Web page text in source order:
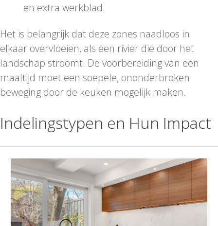
en extra werkblad.
Het is belangrijk dat deze zones naadloos in
elkaar overvloeien, als een rivier die door het
landschap stroomt. De voorbereiding van een
maaltijd moet een soepele, ononderbroken
beweging door de keuken mogelijk maken.
Indelingstypen en Hun Impact